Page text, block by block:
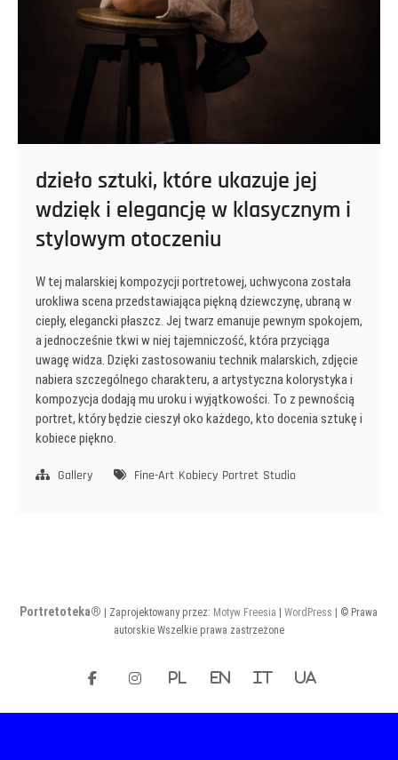
dzieło sztuki, które ukazuje jej
wdzięk i elegancję w klasycznym i
stylowym otoczeniu
W tej malarskiej kompozycji portretowej, uchwycona została
urokliwa scena przedstawiająca piękną dziewczynę, ubraną w
ciepły, elegancki płaszcz. Jej twarz emanuje pewnym spokojem,
a jednocześnie tkwi w niej tajemniczość, która przyciąga
uwagę widza. Dzięki zastosowaniu technik malarskich, zdjęcie
nabiera szczególnego charakteru, a artystyczna kolorystyka i
kompozycja dodają mu uroku i wyjątkowości. To z pewnością
portret, który będzie cieszył oko każdego, kto docenia sztukę i
kobiece piękno.
Gallery Fine-Art Kobiecy Portret Studio
Portretoteka® | Zaprojektowany przez: Motyw Freesia |WordPress
| © Prawa
autorskie Wszelkie prawa zastrzeżone
facebookinstagram
PL EN IT UA